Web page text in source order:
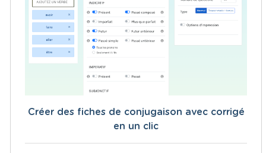
Créer des fiches de conjugaison avec corrigé
en un clic